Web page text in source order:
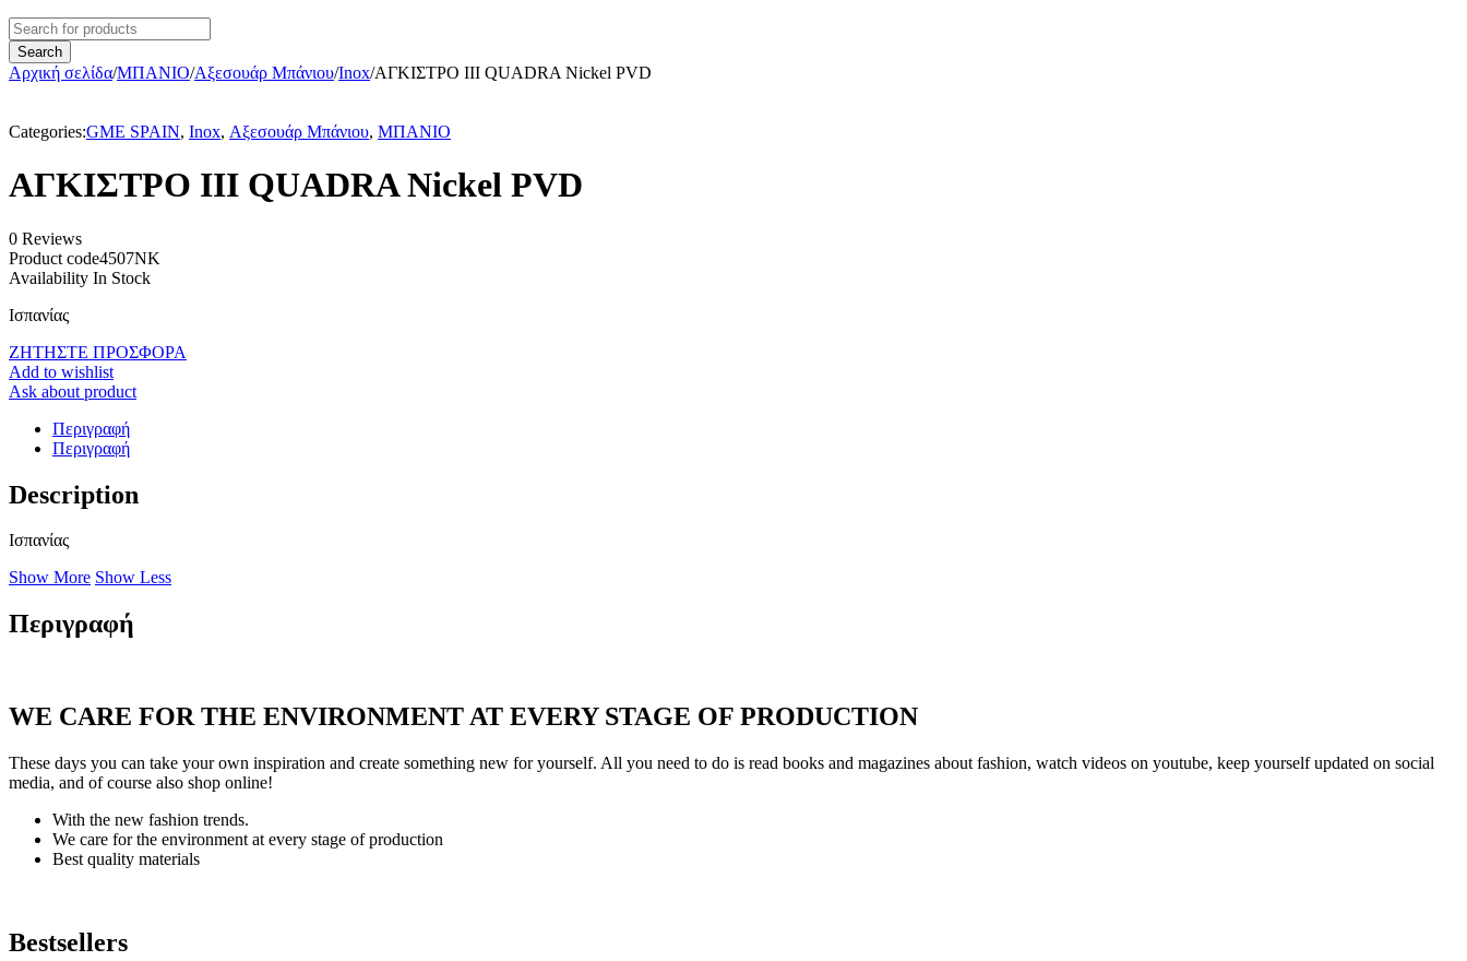
Αρχική σελίδα/ΜΠΑΝΙΟ/Αξεσουάρ Μπάνιου/Inox/ΑΓΚΙΣΤΡΟ III QUADRA Nickel PVD
Categories:GME SPAIN, Inox, Αξεσουάρ Μπάνιου, ΜΠΑΝΙΟ
ΑΓΚΙΣΤΡΟ III QUADRA Nickel PVD
0 Reviews
Product code4507NK
Availability In Stock
Ισπανίας
ΖΗΤΗΣΤΕ ΠΡΟΣΦΟΡΑ
Add to wishlist
Ask about product
Περιγραφή
Περιγραφή
Description
Ισπανίας
Show More Show Less
Περιγραφή
WE CARE FOR THE ENVIRONMENT AT EVERY STAGE OF PRODUCTION
These days you can take your own inspiration and create something new for yourself. All you need to do is read books and magazines about fashion, watch videos on youtube, keep yourself updated on social
media, and of course also shop online!
With the new fashion trends.
We care for the environment at every stage of production
Best quality materials
Bestsellers